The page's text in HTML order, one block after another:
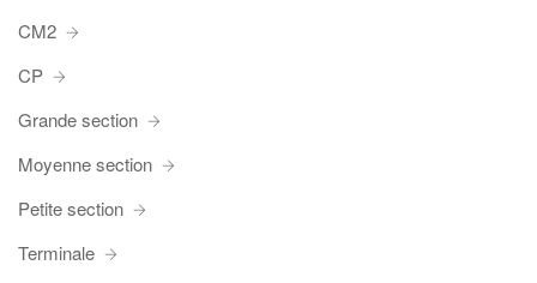
CM2
CP
Grande section
Moyenne section
Petite section
Terminale